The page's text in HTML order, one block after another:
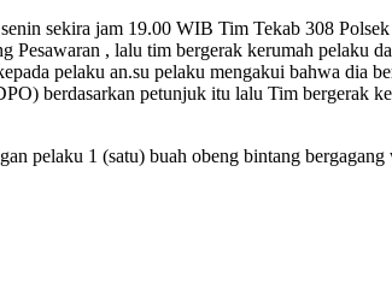
sekira jam 19.00 WIB Tim Tekab 308
Pesawaran , lalu tim bergerak kerumah
pelaku an.su pelaku mengakui bahwa dia
berdasarkan petunjuk itu lalu Tim bergerak
pelaku 1 (satu) buah obeng bintang